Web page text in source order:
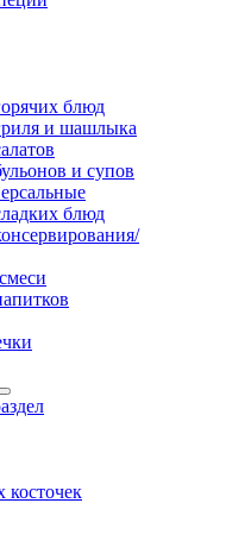
блюд
и шашлыка
и супов
блюд
косточек